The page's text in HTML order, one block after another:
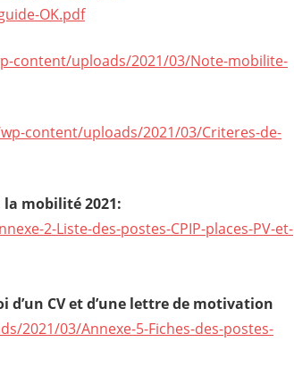
OK.pdf
content/uploads/2021/03/Note-mobilite-
content/uploads/2021/03/Criteres-de-
la mobilité 2021:
2-Liste-des-postes-CPIP-places-PV-et-
d’un CV et d’une lettre de motivation
2021/03/Annexe-5-Fiches-des-postes-